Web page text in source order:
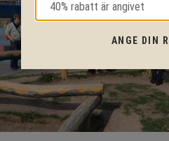
ANGE DIN